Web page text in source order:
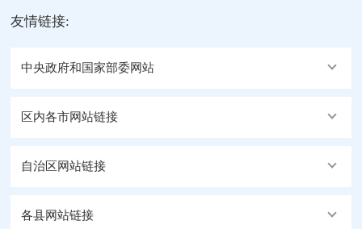
友情链接:
中央政府和国家部委网站
区内各市网站链接
自治区网站链接
各县网站链接